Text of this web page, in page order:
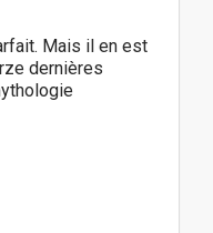
Mais il en est
dernières